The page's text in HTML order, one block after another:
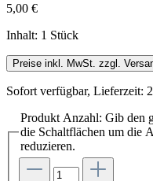
5,00 €
Inhalt: 1 Stück
Preise inkl. MwSt. zzgl.
Sofort verfügbar, Lieferzeit:
Produkt Anzahl: Gib den
die Schaltflächen um die
reduzieren.